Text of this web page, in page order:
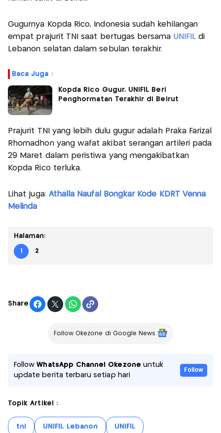
Gugurnya Kopda Rico, Indonesia sudah kehilangan
empat prajurit TNI saat bertugas bersama UNIFILdi
Lebanon selatan dalam sebulan terakhir.
Baca Juga :
Kopda Rico Gugur, UNIFIL Beri
Penghormatan Terakhir di Beirut
Prajurit TNI yang lebih dulu gugur adalah Praka Farizal
Rhomadhon yang wafat akibat serangan artileri pada
29 Maret dalam peristiwa yang mengakibatkan
Kopda Rico terluka.
Lihat juga: Athalla Naufal Bongkar Kode KDRT Venna
Melinda
Halaman:
1 2
Share
Follow Okezone di Google News
FollowWhatsApp Channel Okezone untuk
update berita terbaru setiap hari
Follow
Topik Artikel :
tni UNIFIL Lebanon UNIFIL